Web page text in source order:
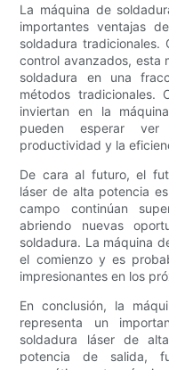
La máquina de
importantes ventajas
soldadura
control avanzados, esta
soldadura en una
métodos tradicionales.
inviertan en la
pueden esperar ver
productividad y la
De cara al futuro, el
láser de alta potencia
campo continúan
abriendo nuevas
soldadura. La máquina
el comienzo y es
impresionantes en los
En conclusión, la
representa un
soldadura láser de
potencia de salida,